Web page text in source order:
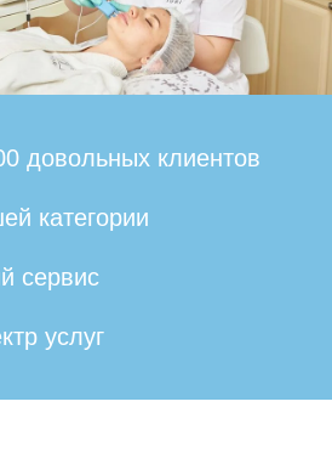
довольных клиентов
категории
сервис
услуг